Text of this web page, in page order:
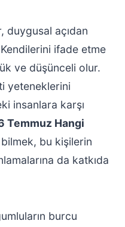
duygusal açıdan
ifade etme
ve düşünceli olur.
yeteneklerini
insanlara karşı
Temmuz Hangi
bilmek, bu kişilerin
da katkıda
burcu